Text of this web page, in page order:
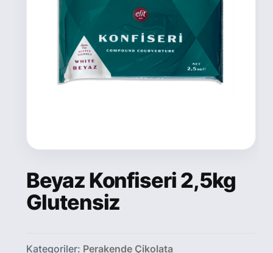
Beyaz Konfiseri 2,5kg
Glutensiz
Kategoriler: Perakende Çikolata